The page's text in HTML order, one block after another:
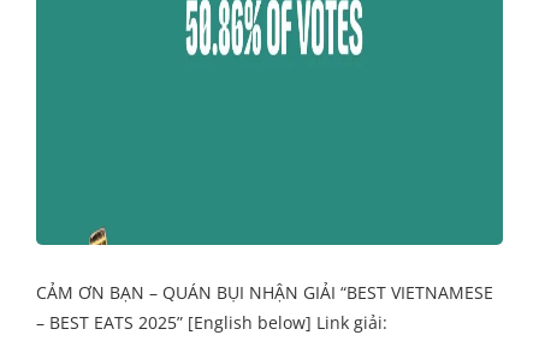
CẢM ƠN BẠN – QUÁN BỤI NHẬN GIẢI “BEST VIETNAMESE
– BEST EATS 2025” [English below] Link giải: